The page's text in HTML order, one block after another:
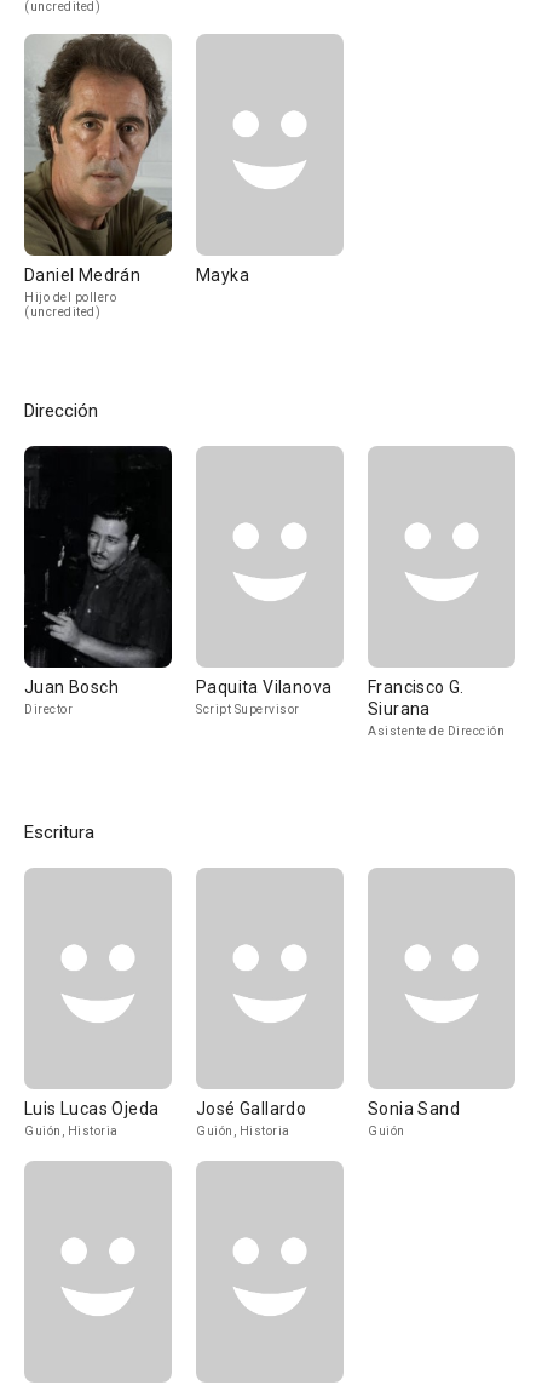
(uncredited)
Daniel Medrán
Hijo del pollero
(uncredited)
Mayka
Dirección
Juan Bosch
Director
Paquita Vilanova
Script Supervisor
Francisco G.
Siurana
Asistente de Dirección
Escritura
Luis Lucas Ojeda
Guión, Historia
José Gallardo
Guión, Historia
Sonia Sand
Guión